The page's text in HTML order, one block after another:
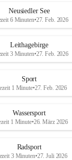
18
r
S
Neusiedler See
6 Minuten•27. Feb. 2026
Leithagebirge
3 Minuten•27. Feb. 2026
Sport
1 Minute•27. Feb. 2026
Wassersport
1 Minute•26. März 2026
Radsport
3 Minuten•27. Juli 2026